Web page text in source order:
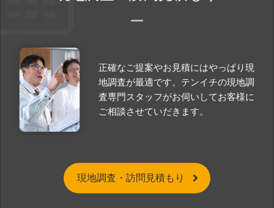
正確なご提案やお見積にはやっぱり現
地調査が最適です。テンイチの現地調
査専門スタッフがお伺いしてお客様に
ご相談させていだきます。
現地調査・訪問見積もり